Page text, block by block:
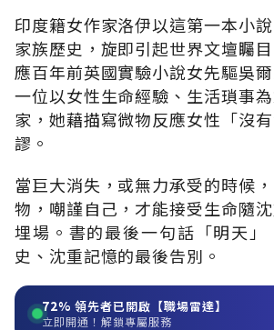
印度籍女作家洛伊以這第一本小
家族歷史，旋即引起世界文壇矚
應百年前英國實驗小說女先驅吳
一位以女性生命經驗、生活瑣事
家，她藉描寫微物反應女性「沒
謬。
當巨大消失，或無力承受的時候
物，嘲謹自己，才能接受生命隨
埋場。書的最後一句話「明天」
史、沈重記憶的最後告別。
72% 領先者已開啟【職場雷達】
立即開通！解鎖專屬服務